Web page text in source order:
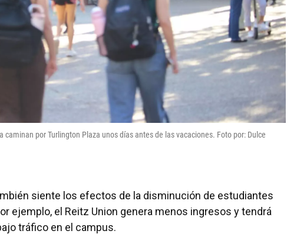
caminan por Turlington Plaza unos días antes de las vacaciones. Foto por: Dulce
siente los efectos de la disminución de estudiantes
ejemplo, el Reitz Union genera menos ingresos y tendrá
tráfico en el campus.